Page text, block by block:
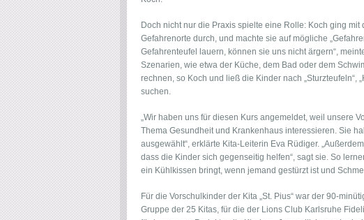
Doch nicht nur die Praxis spielte eine Rolle: Koch ging
Gefahrenorte durch, und machte sie auf mögliche
Gefahrenteufel lauern, können sie uns nicht ärgern“,
Szenarien, wie etwa der Küche, dem Bad oder dem
rechnen, so Koch und ließ die Kinder nach „Sturzteufeln“,
suchen.
„Wir haben uns für diesen Kurs angemeldet, weil unsere
Thema Gesundheit und Krankenhaus interessieren. Sie
ausgewählt“, erklärte Kita-Leiterin Eva Rüdiger.
dass die Kinder sich gegenseitig helfen“, sagt sie. So
ein Kühlkissen bringt, wenn jemand gestürzt ist und
Für die Vorschulkinder der Kita „St. Pius“ war der 90-
Gruppe der 25 Kitas, für die der Lions Club Karlsruhe